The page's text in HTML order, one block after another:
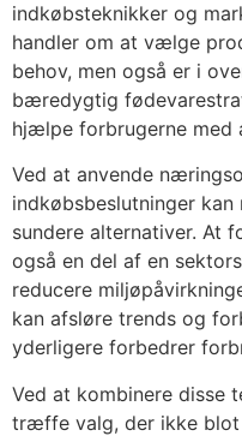
indkøbsteknikker og
handler om at vælge
behov, men også er i
bæredygtig
hjælpe forbrugerne med
Ved at anvende
indkøbsbeslutninger
sundere alternativer. At
også en del af en
reducere
kan afsløre trends og
yderligere forbedrer
Ved at kombinere disse
træffe valg, der ikke blot